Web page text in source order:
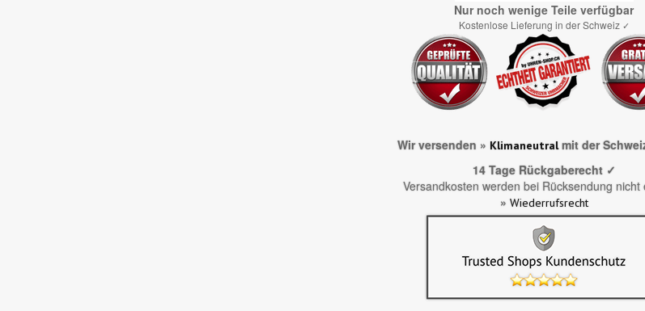
Nur noch wenige Teile verfügbar
Kostenlose Lieferung in der Schweiz ✓
Wir versenden » Klimaneutralmit der
14 Tage Rückgaberecht ✓
Versandkosten werden bei Rücksendung nicht
» Wiederrufsrecht